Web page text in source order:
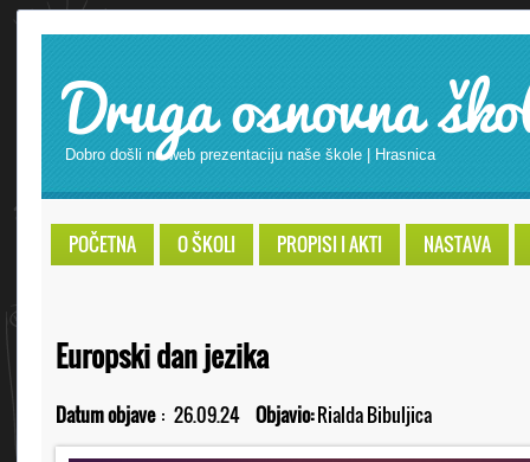
Druga osnovna
Dobro došli na web prezentaciju naše škole | Hrasnica
POČETNA O ŠKOLI PROPISI I AKTI NASTAVA
Europski dan jezika
Datum objave : 26.09.24 Objavio:Rialda Bibuljica